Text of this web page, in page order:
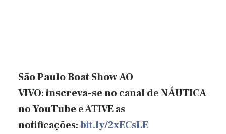
São Paulo Boat ShowAO
VIVO:inscreva-seno canal de NÁUTICA
noYouTubee ATIVE as
notificações:bit.ly/2xECsLE